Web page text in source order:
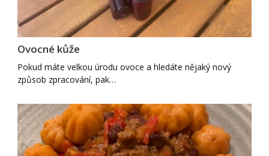
Ovocné kůže
Pokud máte velkou úrodu ovoce a hledáte nějaký nový
způsob zpracování, pak…